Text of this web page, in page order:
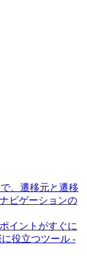
、遷移元と遷移
ビゲーションの
イントがすぐに
役立つツール -